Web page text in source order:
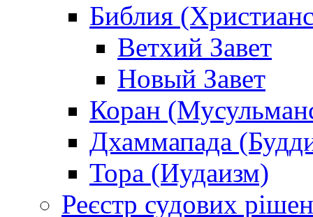
Библия
Ветхий Завет
Новый Завет
Коран
Дхаммапада
Тора (Иудаизм)
Реєстр судових